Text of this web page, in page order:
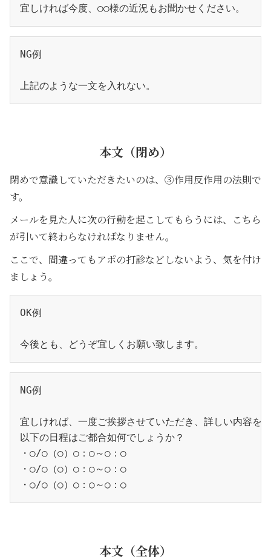
宜しければ今度、○○様の近況もお聞かせください。
NG例
上記のような一文を入れない。
本文（閉め）
閉めで意識していただきたいのは、③作用反作用の法則で
す。
メールを見た人に次の行動を起こしてもらうには、こちら
が引いて終わらなければなりません。
ここで、間違ってもアポの打診などしないよう、気を付け
ましょう。
OK例
今後とも、どうぞ宜しくお願い致します。
NG例
宜しければ、一度ご挨拶させていただき、詳しい内容を
以下の日程はご都合如何でしょうか？
・○/○（○）○：○～○：○
・○/○（○）○：○～○：○
・○/○（○）○：○～○：○
本文（全体）